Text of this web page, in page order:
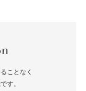
ことなく
す。